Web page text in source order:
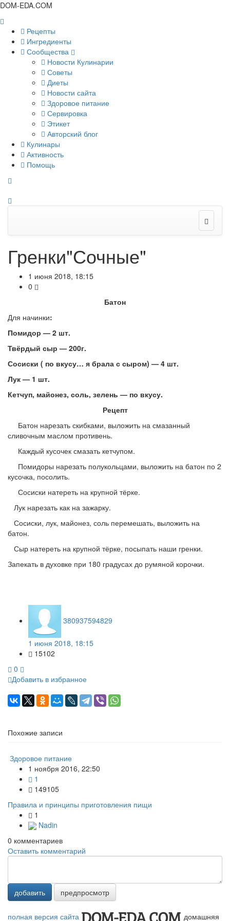
DOM-EDA.COM
Рецепты
Ингредиенты
Сообщества
Новости Кулинарии
Советы
Диеты
Новости сайта
Здоровое питание
Сервировка
Этикет
Авторский блог
Кулинары
Активность
Помощь
Гренки"Сочные"
1 июня 2018, 18:15
0
Батон
Для начинки:
Помидор — 2 шт.
Твёрдый сыр — 200г.
Сосиски ( по вкусу… я брала с сыром) — 4 шт.
Лук — 1 шт.
Кетчуп, майонез, соль, зелень — по вкусу.
Рецепт
Батон нарезать скибками, выложить на смазанный
сливочным маслом противень.
Каждый кусочек смазать кетчупом.
Помидоры нарезать полукольцами, выложить на батон по 2
кусочка, посолить.
Сосиски натереть на крупной тёрке.
Лук нарезать как на зажарку.
Сосиски, лук, майонез, соль перемешать, выложить на
батон.
Сыр натереть на крупной тёрке, посыпать наши гренки.
Запекать в духовке при 180 градусах до румяной корочки.
380937594829
1 июня 2018, 18:15
15102
0
Добавить в избранное
Похожие записи
Здоровое питание
1 ноября 2016, 22:50
1
149105
Правила и принципы приготовления пищи
1
Nadin
0 комментариев
Оставить комментарий
добавить предпросмотр
полная версия сайта домашняя